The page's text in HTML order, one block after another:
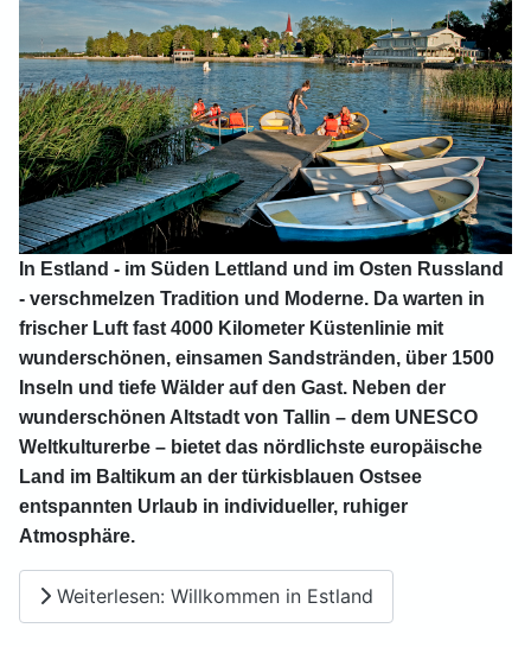
In Estland - im Süden Lettland und im Osten Russland
- verschmelzen Tradition und Moderne. Da warten in
frischer Luft fast 4000 Kilometer Küstenlinie mit
wunderschönen, einsamen Sandstränden, über 1500
Inseln und tiefe Wälder auf den Gast. Neben der
wunderschönen Altstadt von Tallin – dem UNESCO
Weltkulturerbe – bietet das nördlichste europäische
Land im Baltikum an der türkisblauen Ostsee
entspannten Urlaub in individueller, ruhiger
Atmosphäre.
Weiterlesen: Willkommen in Estland